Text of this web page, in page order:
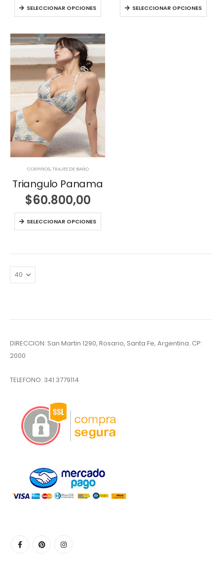
SELECCIONAR OPCIONES SELECCIONAR OPCIONES
CORPIÑOS,TRAJES DE BAÑO
Triangulo Panama
$60.800,00
SELECCIONAR OPCIONES
DIRECCION: San Martin 1290, Rosario, Santa Fe, Argentina. CP:
2000
TELEFONO: 341 3779114